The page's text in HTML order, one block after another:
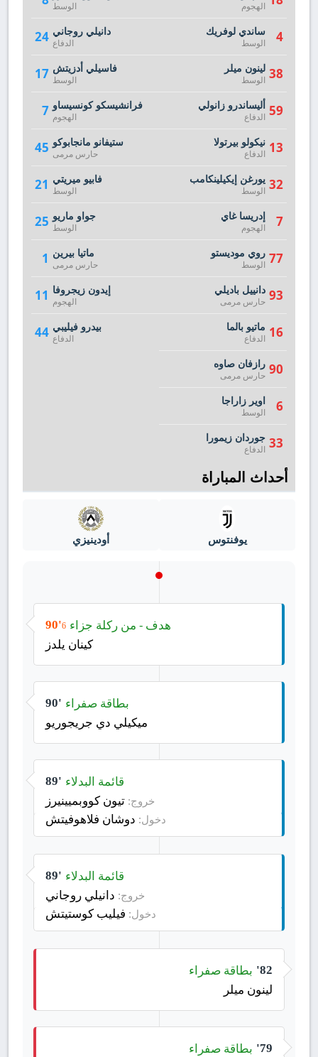
الوسط
24 دانيلي روجاني
الدفاع
17 فاسيلي أدزيتش
الوسط
7 فرانشيسكو كونسيساو
الهجوم
45 ستيفانو مانجابوكو
حارس مرمى
21 فابيو ميريتي
الوسط
25 جواو ماريو
الوسط
1 ماتيا بيرين
حارس مرمى
11 إيدون زيجروفا
الهجوم
44 بيدرو فيليبي
الدفاع
الهجوم
4 ساندي لوفريك
الوسط
38 لينون ميلر
الوسط
59 أليساندرو زانولي
الدفاع
13 نيكولو بيرتولا
الدفاع
32 يورغن إيكيلينكامب
الوسط
7 إدريسا غاي
الهجوم
77 روي موديستو
الوسط
93 دانييل باديلي
حارس مرمى
16 ماتيو بالما
الدفاع
90 رازفان صاوه
حارس مرمى
6 اوير زاراجا
الوسط
33 جوردان زيمورا
الدفاع
أحداث المباراة
يوفنتوس أودينيزي
90'6 هدف - من ركلة جزاء
كينان يلدز
90' بطاقة صفراء
ميكيلي دي جريجوريو
89' قائمة البدلاء
خروج: تيون كووبميينيرز
دخول: دوشان فلاهوفيتش
89' قائمة البدلاء
خروج: دانيلي روجاني
دخول: فيليب كوستيتش
82' بطاقة صفراء
لينون ميلر
79'
بطاقة صفراء